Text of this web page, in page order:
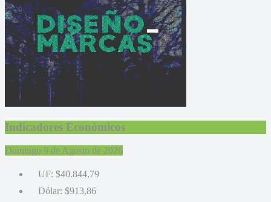
Indicadores Económicos
Domingo 9 de Agosto de 2026
UF: $40.844,79
Dólar: $913,86